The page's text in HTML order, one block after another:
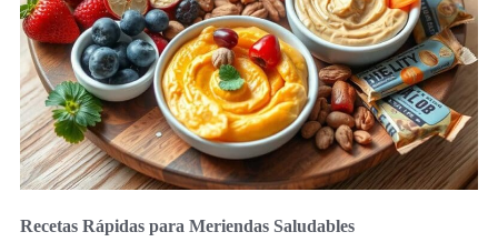
Recetas Rápidas para Meriendas Saludables